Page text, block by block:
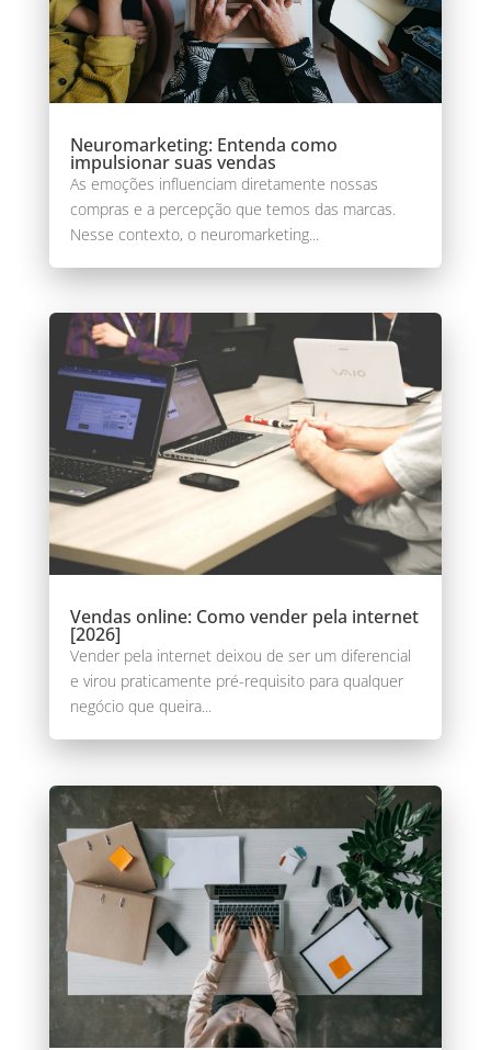
Neuromarketing: Entenda como
impulsionar suas vendas
As emoções influenciam diretamente nossas
compras e a percepção que temos das marcas.
Nesse contexto, o neuromarketing...
Vendas online: Como vender pela internet
[2026]
Vender pela internet deixou de ser um diferencial
e virou praticamente pré-requisito para qualquer
negócio que queira...